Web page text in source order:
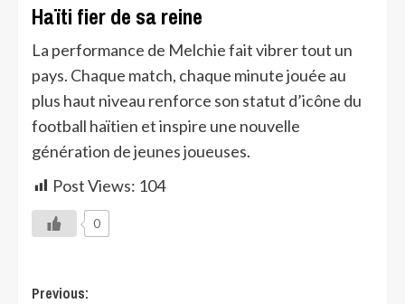
Haïti fier de sa reine
La performance de Melchie fait vibrer tout un
pays. Chaque match, chaque minute jouée au
plus haut niveau renforce son statut d’icône du
football haïtien et inspire une nouvelle
génération de jeunes joueuses.
Post Views: 104
0
Previous: